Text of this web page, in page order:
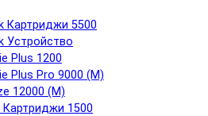
Картриджи 5500
Устройство
Plus 1200
Plus Pro 9000 (М)
12000 (М)
Картриджи 1500